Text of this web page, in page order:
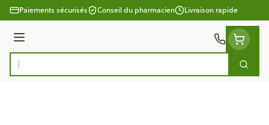
Aller au contenu
Paiements sécurisés Conseil du pharmacien Livraison rapide
Menu
Rechercher